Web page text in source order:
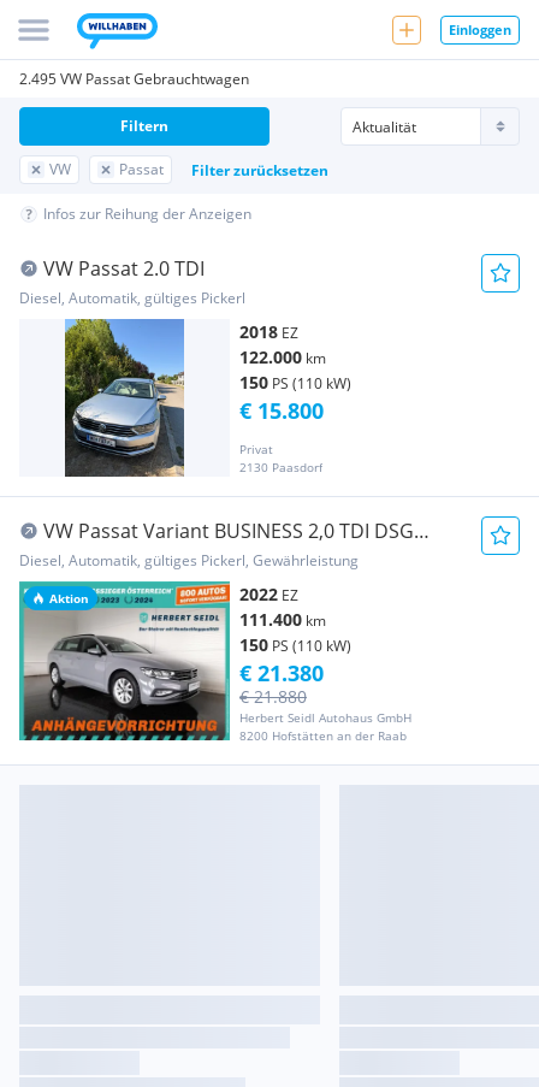
Einloggen
2.495 VW Passat Gebrauchtwagen
VW Passat Filter zurücksetzen
Filtern
Infos zur Reihung der Anzeigen
VW Passat 2.0 TDI
Diesel, Automatik, gültiges Pickerl
2018 EZ
122.000 km
150 PS (110 kW)
Privat
2130 Paasdorf
€ 15.800
Aktion
VW Passat Variant BUSINESS 2,0 TDI DSG
*VOLL-LED M...
Diesel, Automatik, gültiges Pickerl, Gewährleistung
2022 EZ
111.400 km
150 PS (110 kW)
Herbert Seidl Autohaus GmbH
8200 Hofstätten an der Raab
€ 21.880
€ 21.380